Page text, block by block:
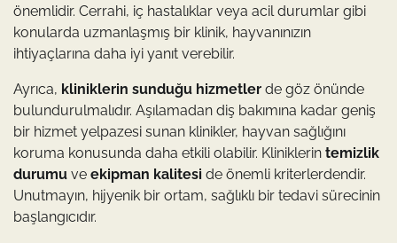
önemlidir. Cerrahi, iç hastalıklar veya acil durumlar gibi
konularda uzmanlaşmış bir klinik, hayvanınızın
ihtiyaçlarına daha iyi yanıt verebilir.
Ayrıca, kliniklerin sunduğu hizmetler de göz önünde
bulundurulmalıdır. Aşılamadan diş bakımına kadar geniş
bir hizmet yelpazesi sunan klinikler, hayvan sağlığını
koruma konusunda daha etkili olabilir. Kliniklerin temizlik
durumu ve ekipman kalitesi de önemli kriterlerdendir.
Unutmayın, hijyenik bir ortam, sağlıklı bir tedavi sürecinin
başlangıcıdır.